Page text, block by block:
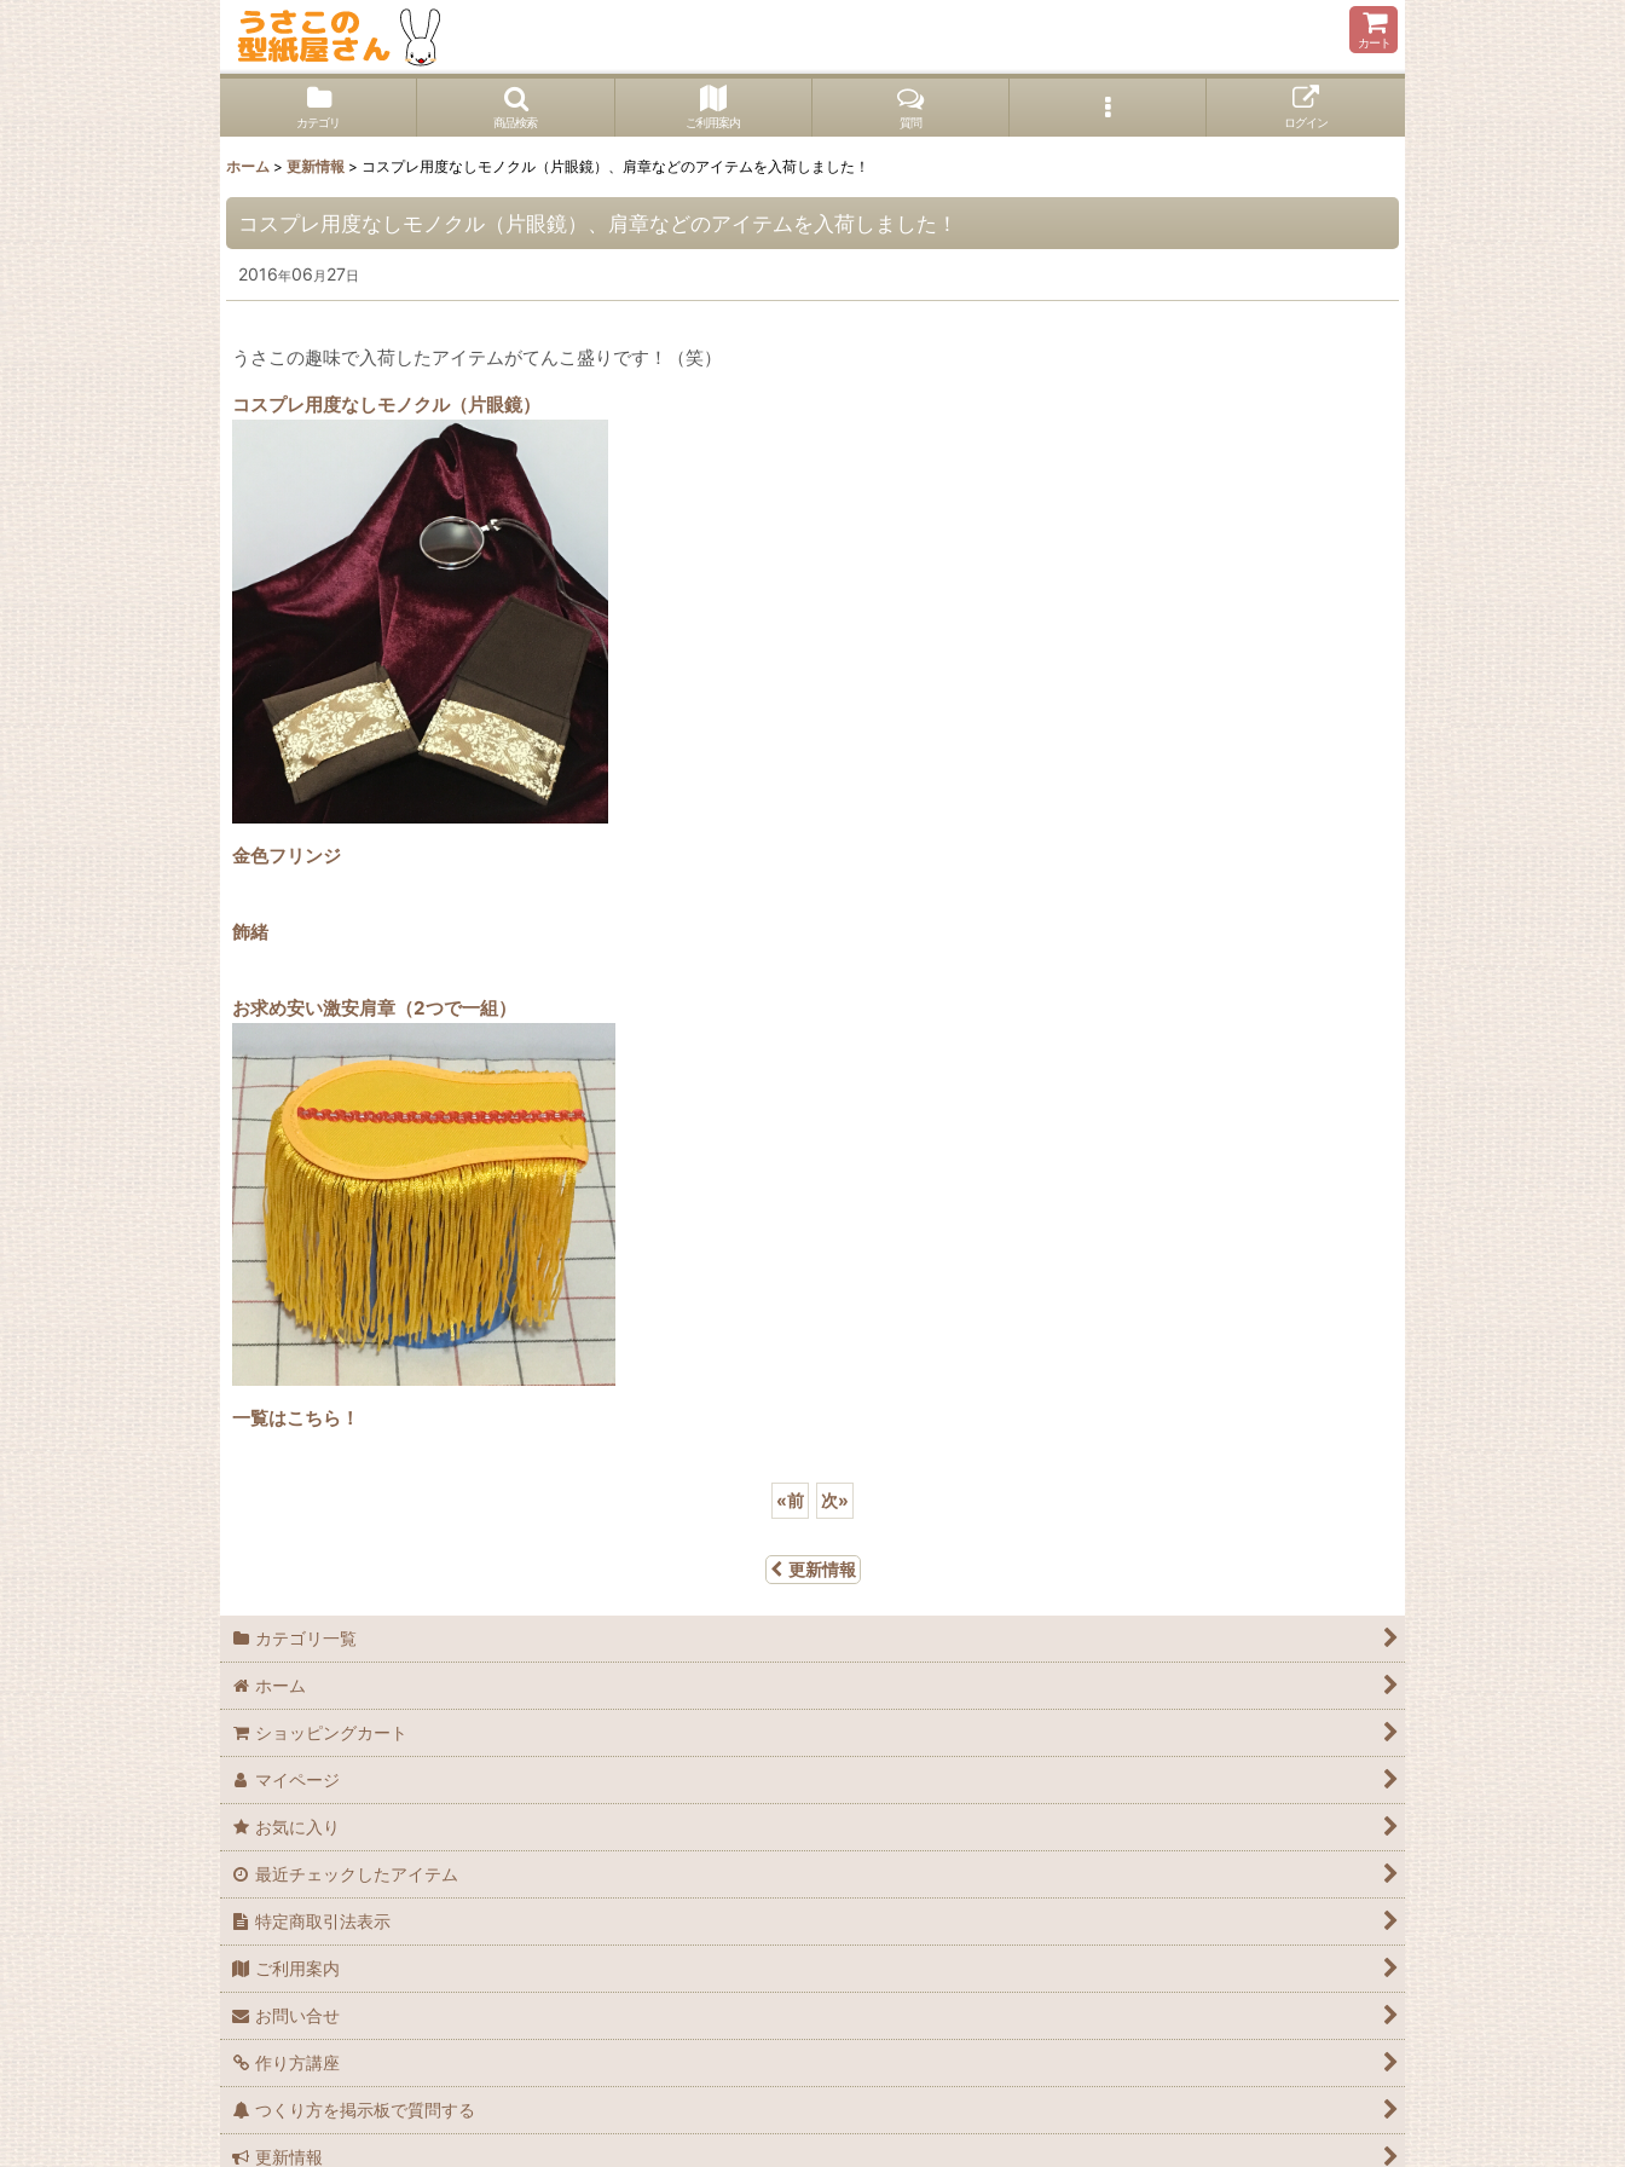
カート
カテゴリ 商品検索 ご利用案内 質問 ログイン
ホーム > 更新情報 > コスプレ用度なしモノクル（片眼鏡）、肩章などのアイテムを入荷しました！
コスプレ用度なしモノクル（片眼鏡）、肩章などのアイテムを入荷しました！
2016年06 月 27日
うさこの趣味で入荷したアイテムがてんこ盛りです！（笑）
コスプレ用度なしモノクル（片眼鏡）
金色フリンジ
飾緒
お求め安い激安肩章（2つで一組）
一覧はこちら！
«前 次»
更新情報
カテゴリ一覧
ホーム
ショッピングカート
マイページ
お気に入り
最近チェックしたアイテム
特定商取引法表示
ご利用案内
お問い合せ
作り方講座
つくり方を掲示板で質問する
更新情報